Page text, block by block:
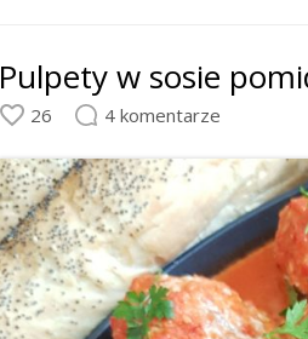
Pulpety w sosie
26 4 komentarze